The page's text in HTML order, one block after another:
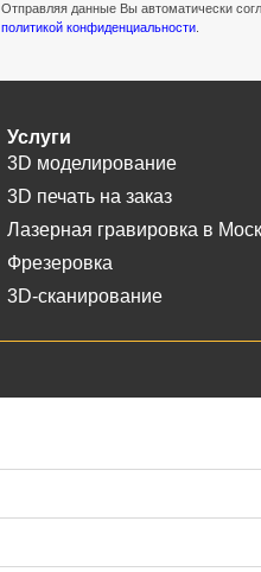
Отправляя данные Вы автоматически
политикой конфиденциальности.
Услуги
3D моделирование
3D печать на заказ
Лазерная гравировка в
Фрезеровка
3D-сканирование